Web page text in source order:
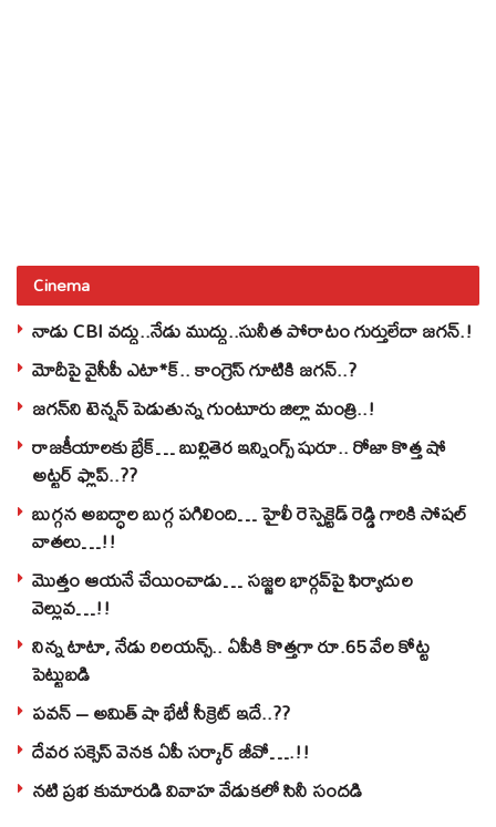
Cinema
నాడు CBI వద్దు..నేడు ముద్దు..సునీత పోరాటం గుర్తులేదా జగన్.!
మోదీపై వైసీపీ ఎటా*క్.. కాంగ్రెస్ గూటికి జగన్..?
జగన్‌ని టెన్షన్‌ పెడుతున్న గుంటూరు జిల్లా మంత్రి..!
రాజకీయాలకు బ్రేక్… బుల్లితెర ఇన్నింగ్స్ షురూ.. రోజా కొత్త షో
అట్టర్ ఫ్లాప్..??
బుగ్గన అబద్ధాల బుగ్గ పగిలింది… హైలీ రెస్పెక్టెడ్‌ రెడ్డి గారికి సోషల్‌
వాతలు…!!
మొత్తం ఆయనే చేయించాడు… సజ్జల భార్గవ్‌పై ఫిర్యాదుల
వెల్లువ…!!
నిన్న టాటా, నేడు రిలయన్స్.. ఏపీకి కొత్తగా రూ.65 వేల కోట్ట
పెట్టుబడి
పవన్‌ – అమిత్‌ షా భేటీ సీక్రెట్‌ ఇదే..??
దేవర సక్సెస్‌ వెనక ఏపీ సర్కార్‌ జీవో….!!
నటి ప్రభ కుమారుడి వివాహ వేడుకలో సినీ సందడి